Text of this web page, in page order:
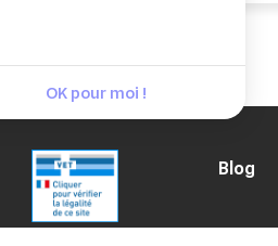
Blog
OK pour moi !